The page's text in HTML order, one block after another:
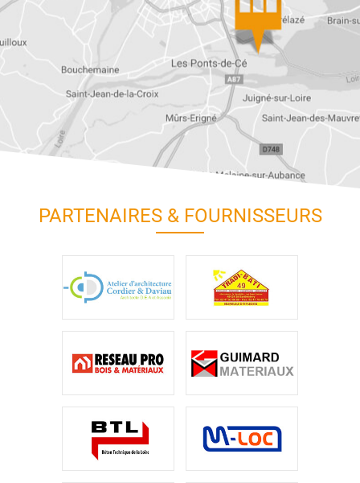
PARTENAIRES & FOURNISSEURS